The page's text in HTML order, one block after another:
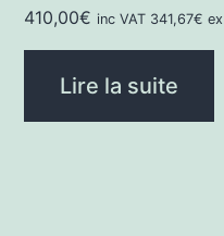
410,00€ inc VAT 341,67€
Lire la suite